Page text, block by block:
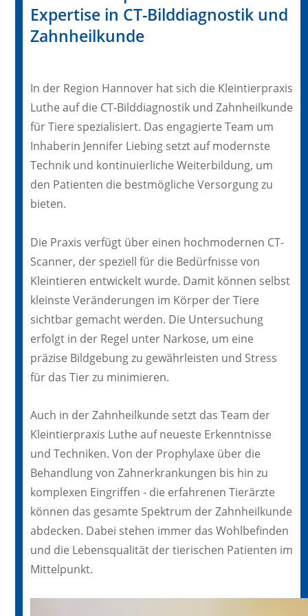
Expertise in CT-Bilddiagnostik und
Zahnheilkunde
In der Region Hannover hat sich die Kleintierpraxis
Luthe auf die CT-Bilddiagnostik und Zahnheilkunde
für Tiere spezialisiert. Das engagierte Team um
Inhaberin Jennifer Liebing setzt auf modernste
Technik und kontinuierliche Weiterbildung, um
den Patienten die bestmögliche Versorgung zu
bieten.
Die Praxis verfügt über einen hochmodernen CT-
Scanner, der speziell für die Bedürfnisse von
Kleintieren entwickelt wurde. Damit können selbst
kleinste Veränderungen im Körper der Tiere
sichtbar gemacht werden. Die Untersuchung
erfolgt in der Regel unter Narkose, um eine
präzise Bildgebung zu gewährleisten und Stress
für das Tier zu minimieren.
Auch in der Zahnheilkunde setzt das Team der
Kleintierpraxis Luthe auf neueste Erkenntnisse
und Techniken. Von der Prophylaxe über die
Behandlung von Zahnerkrankungen bis hin zu
komplexen Eingriffen - die erfahrenen Tierärzte
können das gesamte Spektrum der Zahnheilkunde
abdecken. Dabei stehen immer das Wohlbefinden
und die Lebensqualität der tierischen Patienten im
Mittelpunkt.